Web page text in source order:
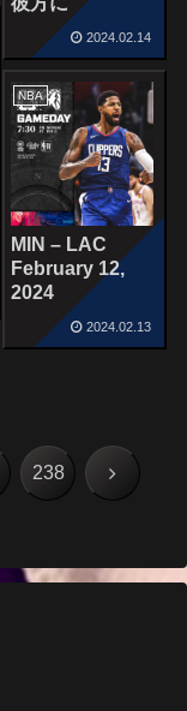
2024.02.14
NBA
MIN – LAC
February 12,
2024
2024.02.13
238 次